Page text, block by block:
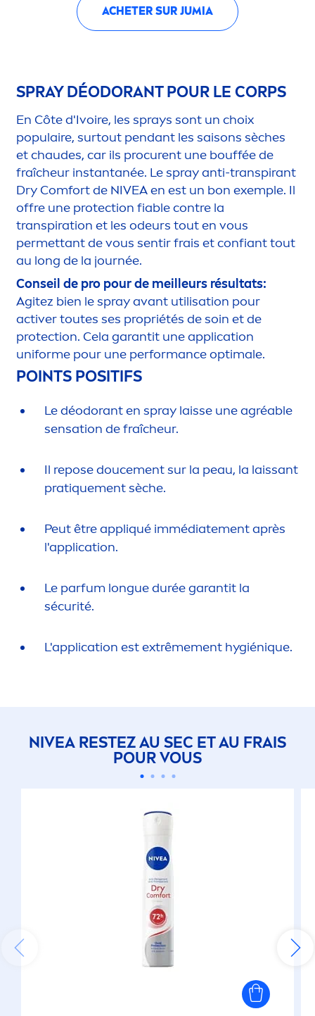
ACHETER SUR JUMIA
SPRAY DÉODORANT POUR LE CORPS
En Côte d'Ivoire, les sprays sont un choix
populaire, surtout pendant les saisons sèches
et chaudes, car ils procurent une bouffée de
fraîcheur instantanée. Le spray anti-transpirant
Dry Comfort de NIVEAen est un bon exemple. Il
offre une protection fiable contre la
transpiration et les odeurs tout en vous
permettant de vous sentir frais et confiant tout
au long de la journée.
Conseil de pro pour de meilleurs résultats:
Agitez bien le spray avant utilisation pour
activer toutes ses propriétés de soin et de
protection. Cela garantit une application
uniforme pour une performance optimale.
POINTS POSITIFS
Le déodorant en spray laisse une agréable
sensation de fraîcheur.
Il repose doucement sur la peau, la laissant
pratiquement sèche.
Peut être appliqué immédiatement après
l'application.
Le parfum longue durée garantit la
sécurité.
L'application est extrêmement hygiénique.
NIVEA RESTEZ AU SEC ET AU FRAIS
POUR VOUS